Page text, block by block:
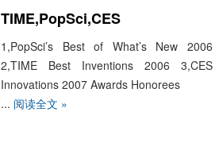
TIME,PopSci,CES
1,PopSci’s Best of What’s New 2006
2,TIME Best Inventions 2006 3,CES
Innovations 2007 Awards Honorees
... 阅读全文 »